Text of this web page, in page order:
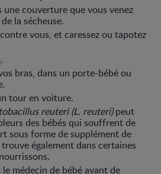
une couverture que vous venez
la sécheuse.
vous, et caressez ou tapotez
.
bras, dans un porte-bébé ou
tour en voiture.
reuteri (L. reuteri)peut
des bébés qui souffrent de
sous forme de supplément de
également dans certaines
médecin de bébé avant de